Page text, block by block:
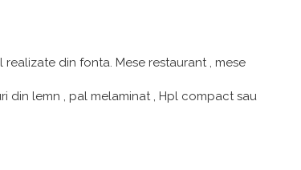
din fonta. Mese restaurant , mese
din lemn , pal melaminat , Hpl compact sau